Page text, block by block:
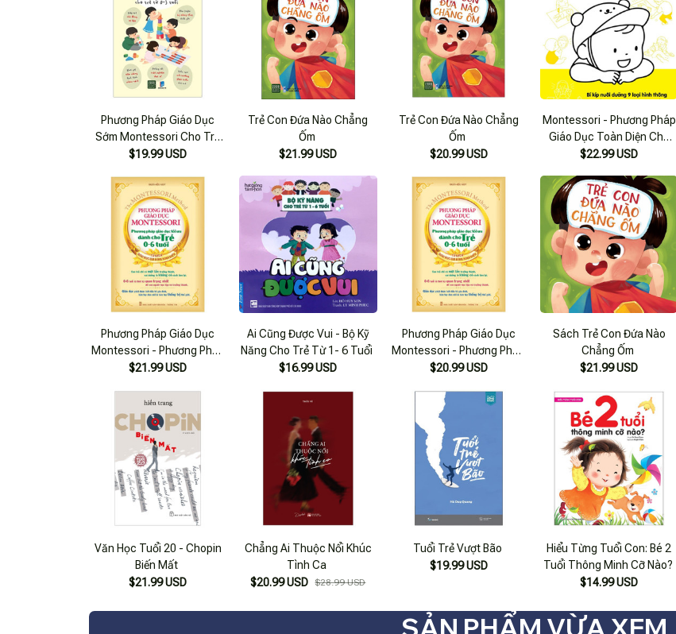
Phương Pháp Giáo Dục
Sớm Montessori Cho Trẻ
Từ 0 - 3 Tuổi
$19.99 USD
Trẻ Con Đứa Nào Chẳng
Ốm
$21.99 USD
Trẻ Con Đứa Nào Chẳng
Ốm
$20.99 USD
Montessori - Phương Pháp
Giáo Dục Toàn Diện Cho
Trẻ 0-6 Tuổi
$22.99 USD
Phương Pháp Giáo Dục
Montessori - Phương Pháp
Giáo Dục Tối Ưu Dành Cho
$21.99 USD
Ai Cũng Được Vui - Bộ Kỹ
Năng Cho Trẻ Từ 1- 6 Tuổi
$16.99 USD
Phương Pháp Giáo Dục
Montessori - Phương Pháp
Giáo Dục Tối Ưu Dành Cho
$20.99 USD
Sách Trẻ Con Đứa Nào
Chẳng Ốm
$21.99 USD
Văn Học Tuổi 20 - Chopin
Biến Mất
$21.99 USD
Chẳng Ai Thuộc Nổi Khúc
Tình Ca
$20.99 USD
$28.99 USD
Tuổi Trẻ Vượt Bão
$19.99 USD
Hiểu Từng Tuổi Con: Bé 2
Tuổi Thông Minh Cỡ Nào?
$14.99 USD
SẢN PHẨM VỪA XEM